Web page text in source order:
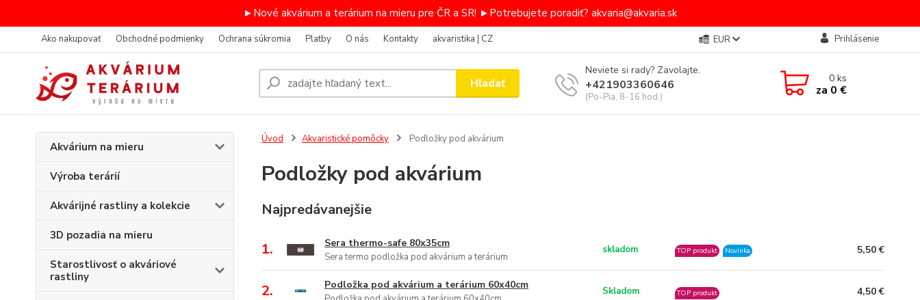
►Nové akvárium a terárium na mieru pre ČR a SR! ►Potrebujete poradiť? akvaria@akvaria.sk
Ako nakupovať Obchodné podmienky Ochrana súkromia Platby O nás Kontakty akvaristika | CZ EUR Prihlásenie
Hľadať
Neviete si rady? Zavolajte.
+421903360646
(Po-Pia, 8-16 hod.)
0ks
za 0 €
Akvárium na mieru
Výroba terárií
Akvárijné rastliny a kolekcie
3D pozadia na mieru
Starostlivosť o akváriové
rastliny
Úvod Akvaristické pomôcky Podložky pod akvárium
Podložky pod akvárium
Najpredávanejšie
1. Sera thermo-safe 80x35cm
Sera termo podložka pod akvárium a terárium
skladom TOP produkt Novinka 5,50 €
2. Podložka pod akvárium a terárium 60x40cm Skladom TOP produkt 4,50 €